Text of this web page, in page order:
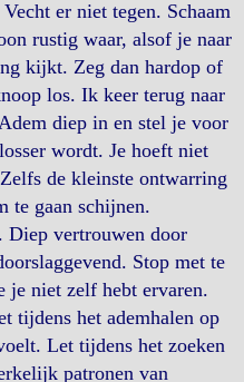
er niet tegen. Schaam
rustig waar, alsof je naar
kijkt. Zeg dan hardop of
los. Ik keer terug naar
diep in en stel je voor
wordt. Je hoeft niet
de kleinste ontwarring
te gaan schijnen.
Diep vertrouwen door
Stop met te
je niet zelf hebt ervaren.
tijdens het ademhalen op
Let tijdens het zoeken
patronen van